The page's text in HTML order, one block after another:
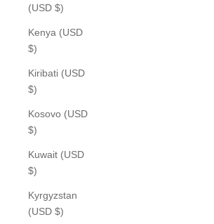
(USD $)
Kenya (USD
$)
Kiribati (USD
$)
Kosovo (USD
$)
Kuwait (USD
$)
Kyrgyzstan
(USD $)